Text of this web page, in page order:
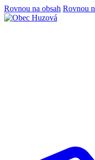
Rovnou na obsah Rovnou